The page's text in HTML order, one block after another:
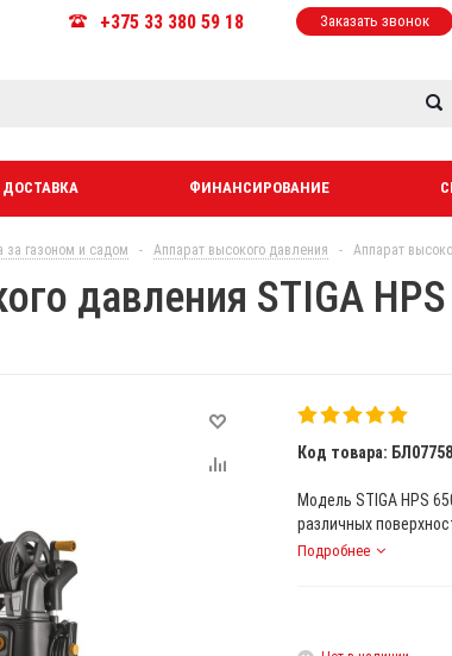
+375 33 380 59 18 Заказать звонок
ФИНАНСИРОВАНИЕ
за газоном и садом - Аппарат высокого давления - Аппарат
давления STIGA HPS
Код товара:
Модель STIGA HPS
различных
Подробнее